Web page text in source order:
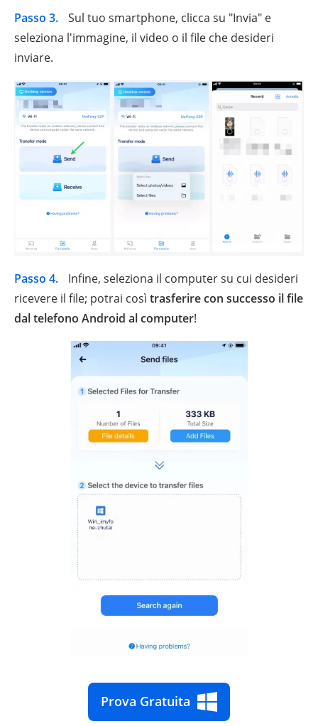
Passo 3.
Sul tuo smartphone, clicca su "Invia" e
seleziona l'immagine, il video o il file che desideri
inviare.
Passo 4.
Infine, seleziona il computer su cui desideri
ricevere il file; potrai così trasferire con successo il file
dal telefono Android al computer!
Prova Gratuita